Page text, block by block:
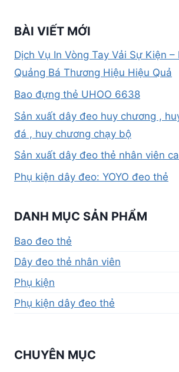
BÀI VIẾT MỚI
Dịch Vụ In Vòng Tay Vải Sự Kiện –
Quảng Bá Thương Hiệu Hiệu Quả
Bao đựng thẻ UHOO 6638
Sản xuất dây đeo huy chương ,
đá , huy chương chạy bộ
Sản xuất dây đeo thẻ nhân viên
Phụ kiện dây đeo: YOYO đeo thẻ
DANH MỤC SẢN PHẨM
Bao đeo thẻ
Dây đeo thẻ nhân viên
Phụ kiện
Phụ kiện dây đeo thẻ
CHUYÊN MỤC